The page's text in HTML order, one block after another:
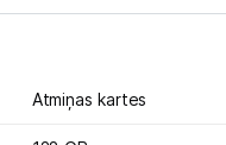
Atmiņas kartes